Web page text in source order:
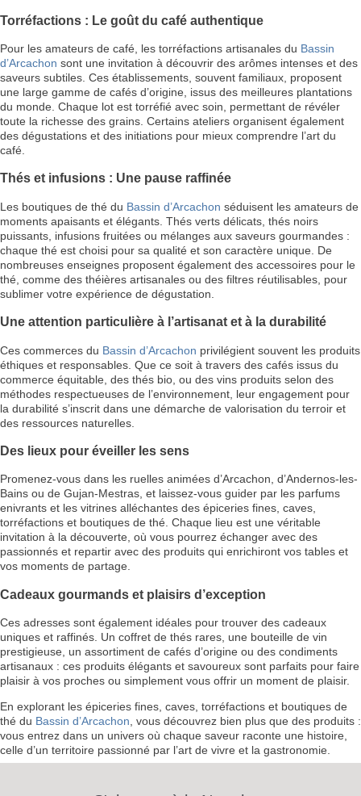
Torréfactions : Le goût du café authentique
Pour les amateurs de café, les torréfactions artisanales du Bassin
d’Arcachon sont une invitation à découvrir des arômes intenses et des
saveurs subtiles. Ces établissements, souvent familiaux, proposent
une large gamme de cafés d’origine, issus des meilleures plantations
du monde. Chaque lot est torréfié avec soin, permettant de révéler
toute la richesse des grains. Certains ateliers organisent également
des dégustations et des initiations pour mieux comprendre l’art du
café.
Thés et infusions : Une pause raffinée
Les boutiques de thé du Bassin d’Arcachon séduisent les amateurs de
moments apaisants et élégants. Thés verts délicats, thés noirs
puissants, infusions fruitées ou mélanges aux saveurs gourmandes :
chaque thé est choisi pour sa qualité et son caractère unique. De
nombreuses enseignes proposent également des accessoires pour le
thé, comme des théières artisanales ou des filtres réutilisables, pour
sublimer votre expérience de dégustation.
Une attention particulière à l’artisanat et à la durabilité
Ces commerces du Bassin d’Arcachon privilégient souvent les produits
éthiques et responsables. Que ce soit à travers des cafés issus du
commerce équitable, des thés bio, ou des vins produits selon des
méthodes respectueuses de l’environnement, leur engagement pour
la durabilité s’inscrit dans une démarche de valorisation du terroir et
des ressources naturelles.
Des lieux pour éveiller les sens
Promenez-vous dans les ruelles animées d’Arcachon, d’Andernos-les-
Bains ou de Gujan-Mestras, et laissez-vous guider par les parfums
enivrants et les vitrines alléchantes des épiceries fines, caves,
torréfactions et boutiques de thé. Chaque lieu est une véritable
invitation à la découverte, où vous pourrez échanger avec des
passionnés et repartir avec des produits qui enrichiront vos tables et
vos moments de partage.
Cadeaux gourmands et plaisirs d’exception
Ces adresses sont également idéales pour trouver des cadeaux
uniques et raffinés. Un coffret de thés rares, une bouteille de vin
prestigieuse, un assortiment de cafés d’origine ou des condiments
artisanaux : ces produits élégants et savoureux sont parfaits pour faire
plaisir à vos proches ou simplement vous offrir un moment de plaisir.
En explorant les épiceries fines, caves, torréfactions et boutiques de
thé du Bassin d’Arcachon , vous découvrez bien plus que des produits :
vous entrez dans un univers où chaque saveur raconte une histoire,
celle d’un territoire passionné par l’art de vivre et la gastronomie.